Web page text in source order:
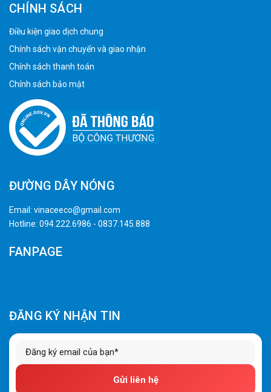
CHÍNH SÁCH
Điều kiện giao dịch chung
Chính sách vận chuyển và giao nhận
Chính sách thanh toán
Chính sách bảo mật
ĐƯỜNG DÂY NÓNG
Email: vinaceeco@gmail.com
Hotline: 094.222.6986 - 0837.145.888
FANPAGE
ĐĂNG KÝ NHẬN TIN
Gửi liên hệ